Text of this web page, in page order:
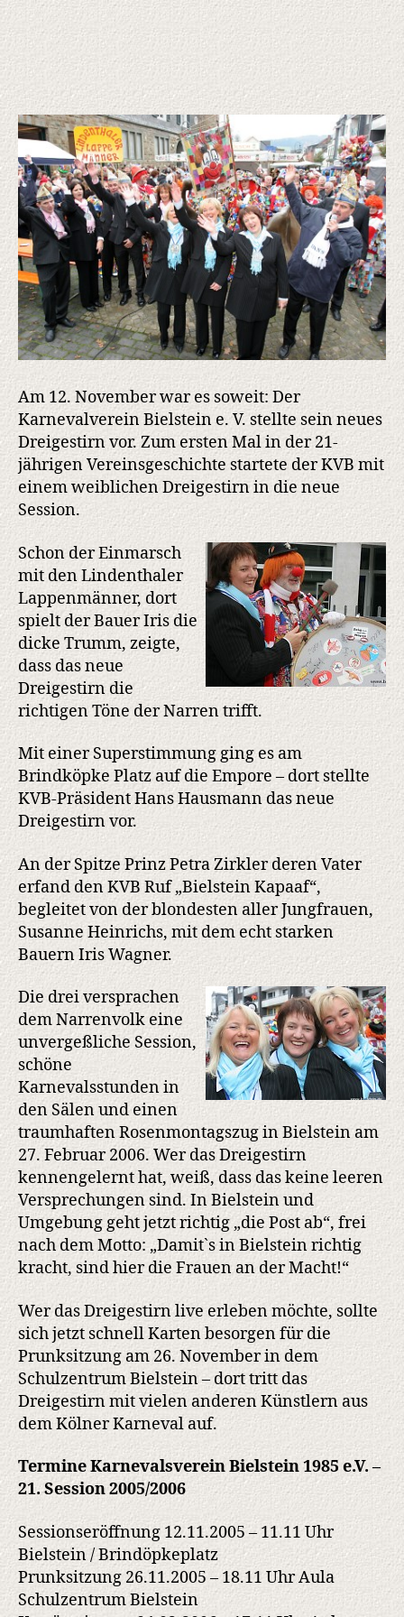
Am 12. November war es soweit: Der
Karnevalverein Bielstein e. V. stellte sein neues
Dreigestirn vor. Zum ersten Mal in der 21-
jährigen Vereinsgeschichte startete der KVB mit
einem weiblichen Dreigestirn in die neue
Session.
Schon der Einmarsch
mit den Lindenthaler
Lappenmänner, dort
spielt der Bauer Iris die
dicke Trumm, zeigte,
dass das neue
Dreigestirn die
richtigen Töne der Narren trifft.
Mit einer Superstimmung ging es am
Brindköpke Platz auf die Empore – dort stellte
KVB-Präsident Hans Hausmann das neue
Dreigestirn vor.
An der Spitze Prinz Petra Zirkler deren Vater
erfand den KVB Ruf „Bielstein Kapaaf“,
begleitet von der blondesten aller Jungfrauen,
Susanne Heinrichs, mit dem echt starken
Bauern Iris Wagner.
Die drei versprachen
dem Narrenvolk eine
unvergeßliche Session,
schöne
Karnevalsstunden in
den Sälen und einen
traumhaften Rosenmontagszug in Bielstein am
27. Februar 2006. Wer das Dreigestirn
kennengelernt hat, weiß, dass das keine leeren
Versprechungen sind. In Bielstein und
Umgebung geht jetzt richtig „die Post ab“, frei
nach dem Motto: „Damit`s in Bielstein richtig
kracht, sind hier die Frauen an der Macht!“
Wer das Dreigestirn live erleben möchte, sollte
sich jetzt schnell Karten besorgen für die
Prunksitzung am 26. November in dem
Schulzentrum Bielstein – dort tritt das
Dreigestirn mit vielen anderen Künstlern aus
dem Kölner Karneval auf.
Termine Karnevalsverein Bielstein 1985 e.V. –
21. Session 2005/2006
Sessionseröffnung 12.11.2005 – 11.11 Uhr
Bielstein / Brindöpkeplatz
Prunksitzung 26.11.2005 – 18.11 Uhr Aula
Schulzentrum Bielstein